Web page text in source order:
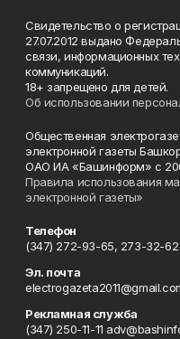
Свидетельство о
27.07.2012 выдано
связи, информационных
коммуникаций.
18+ запрещено для детей.
Об использовании
Общественная
электронной газеты
ОАО ИА «Башинформ» с
Правила использования
электронной газеты»
Телефон
(347) 272-93-65, 273-32-62
Эл. почта
Рекламная служба
(347) 250-11-11